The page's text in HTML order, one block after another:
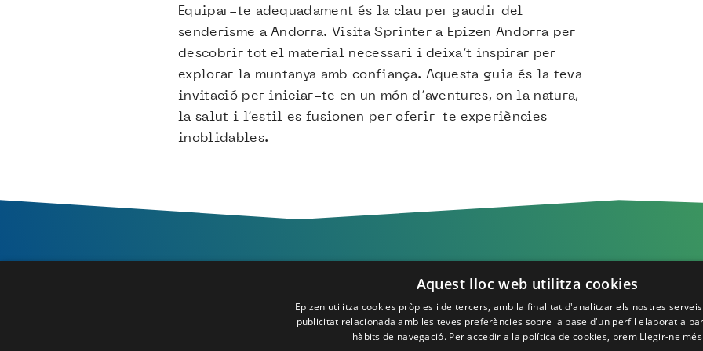
Equipar-te adequadament és la clau per gaudir del
senderisme a Andorra. Visita Sprinter a Epizen Andorra per
descobrir tot el material necessari i deixa’t inspirar per
explorar la muntanya amb confiança. Aquesta guia és la teva
invitació per iniciar-te en un món d’aventures, on la natura,
la salut i l’estil es fusionen per oferir-te experiències
inoblidables.
T'esperem a Epizen!
Aquest lloc web utilitza cookies
Epizen utilitza cookies pròpies i de tercers, amb la finalitat d'analitzar els nostres
publicitat relacionada amb les teves preferències sobre la base d'un perfil elaborat a
hàbits de navegació. Per accedir a la política de cookies, prem Llegir-ne més